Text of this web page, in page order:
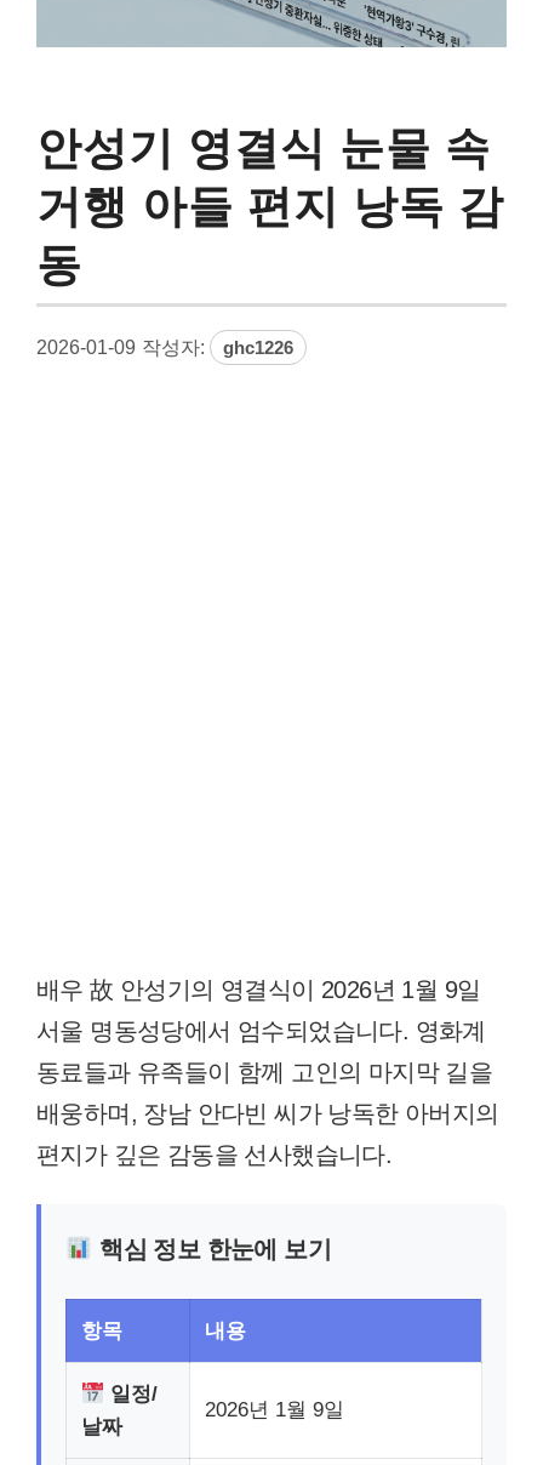
안성기 영결식 눈물 속
거행 아들 편지 낭독 감
동
2026-01-09 작성자: ghc1226
배우 故 안성기의 영결식이 2026년 1월 9일
서울 명동성당에서 엄수되었습니다. 영화계
동료들과 유족들이 함께 고인의 마지막 길을
배웅하며, 장남 안다빈 씨가 낭독한 아버지의
편지가 깊은 감동을 선사했습니다.
핵심 정보 한눈에 보기
항목 내용
일정/
날짜
2026년 1월 9일